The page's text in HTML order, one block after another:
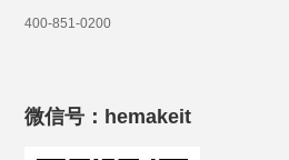
400-851-0200
微信号：hemakeit